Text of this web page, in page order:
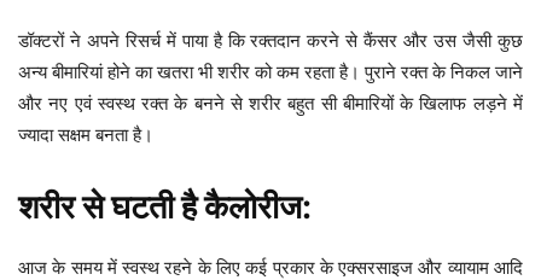
डॉक्टरों ने अपने रिसर्च में पाया है कि रक्तदान करने से कैंसर और उस जैसी कुछ
अन्य बीमारियां होने का खतरा भी शरीर को कम रहता है। पुराने रक्त के निकल जाने
और नए एवं स्वस्थ रक्त के बनने से शरीर बहुत सी बीमारियों के खिलाफ लड़ने में
ज्यादा सक्षम बनता है।
शरीर से घटती है कैलोरीज:
आज के समय में स्वस्थ रहने के लिए कई प्रकार के एक्सरसाइज और व्यायाम आदि